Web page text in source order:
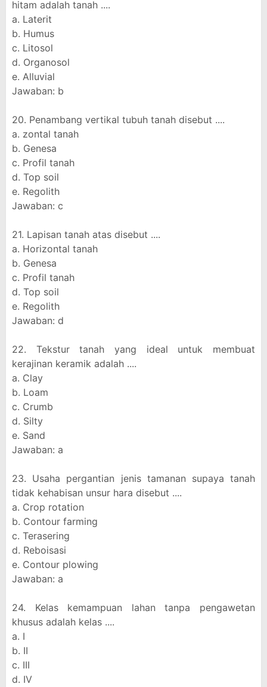
hitam adalah tanah ....
a. Laterit
b. Humus
c. Litosol
d. Organosol
e. Alluvial
Jawaban: b
20. Penambang vertikal tubuh tanah disebut ....
a. zontal tanah
b. Genesa
c. Profil tanah
d. Top soil
e. Regolith
Jawaban: c
21. Lapisan tanah atas disebut ....
a. Horizontal tanah
b. Genesa
c. Profil tanah
d. Top soil
e. Regolith
Jawaban: d
22. Tekstur tanah yang ideal untuk membuat
kerajinan keramik adalah ....
a. Clay
b. Loam
c. Crumb
d. Silty
e. Sand
Jawaban: a
23. Usaha pergantian jenis tamanan supaya tanah
tidak kehabisan unsur hara disebut ....
a. Crop rotation
b. Contour farming
c. Terasering
d. Reboisasi
e. Contour plowing
Jawaban: a
24. Kelas kemampuan lahan tanpa pengawetan
khusus adalah kelas ....
a. I
b. II
c. III
d. IV